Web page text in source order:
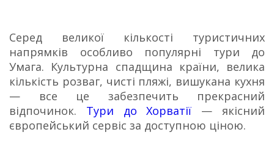
Серед великої кількості туристичних
напрямків особливо популярні тури до
Умага. Культурна спадщина країни, велика
кількість розваг, чисті пляжі, вишукана кухня
— все це забезпечить прекрасний
відпочинок. Тури до Хорватії — якісний
європейський сервіс за доступною ціною.